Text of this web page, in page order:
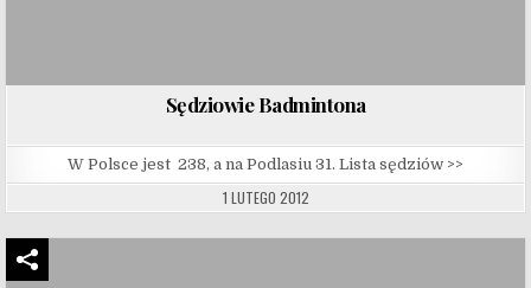
Sędziowie Badmintona
W Polsce jest 238, a na Podlasiu 31. Lista sędziów >>
1 LUTEGO 2012